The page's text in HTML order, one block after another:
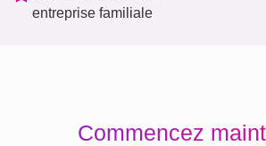
entreprise familiale
Commencez